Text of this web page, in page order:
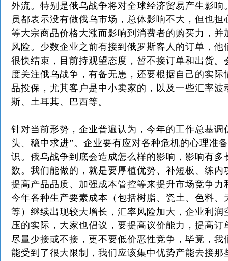
外流。特别是俄乌战争将对全球经济贸易产生影响
员都表示没有做俄乌市场，总体影响不大，但也
等大宗商品价格大涨而影响到消费者的购买力，并
风险。少数企业之前有接到俄罗斯客人的订单，他
很快结束，目前持观望态度，暂不接订单和出货。
度关注俄乌战争，有备无患，还要根据自己的实际
品投保，尤其客户是中小卖家的，以及一些汇率波
斯、土耳其、巴西等。
针对当前形势，企业普遍认为，今年的工作总基调
头、稳中求进”。企业要有应对各种危机的心理准
识。俄乌战争到底会造成怎么样的影响，影响有多
数。我们能做的，就是要厚植优势、补短板、练内
提高产品品质、加强成本管控等来提升市场竞争力
今年各种生产要素成本（包括树脂、瓷土、色料、
等）继续出现较大增长，汇率风险加大，企业利润
压的实际，大家也倡议，要提高议价能力，提高订
尽量少接或不接，更不要低价恶性竞争，毕竟，我
能受到了很大限制，我们应该集中优势产能去接那